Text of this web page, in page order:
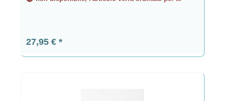
Prezzo normale:
27,95 €